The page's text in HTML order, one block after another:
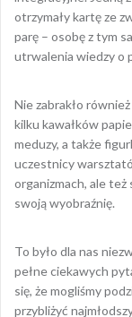
otrzymały kartę ze
parę – osobę z tym
utrwalenia wiedzy o
Nie zabrakło
kilku kawałków
meduzy, a także
uczestnicy
organizmach, ale też
swoją wyobraźnię.
To było dla nas
pełne ciekawych
się, że mogliśmy
przybliżyć